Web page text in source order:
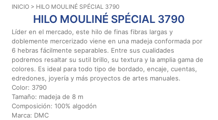
Aviso De
Privacidad
2026
Diseños
Para
Bordar
INICIO > HILO MOULINÉ SPÉCIAL 3790
HILO MOULINÉ SPÉCIAL 3790
Líder en el mercado, este hilo de finas fibras largas y
doblemente mercerizado viene en una madeja conformada por
6 hebras fácilmente separables. Entre sus cualidades
podremos resaltar su sutil brillo, su textura y la amplia gama de
colores. Es ideal para todo tipo de bordado, encaje, cuentas,
edredones, joyería y más proyectos de artes manuales.
Color: 3790
Tamaño: madeja de 8 m
Composición: 100% algodón
Marca: DMC